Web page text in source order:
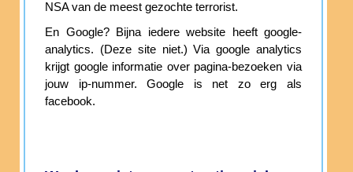
NSA van de meest gezochte terrorist.
En Google? Bijna iedere website heeft google-
analytics. (Deze site niet.) Via google analytics
krijgt google informatie over pagina-bezoeken via
jouw ip-nummer. Google is net zo erg als
facebook.